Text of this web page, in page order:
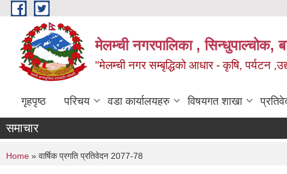
Skip to main content
मेलम्ची नगरपालिका , सिन्धुपाल्चोक,
"मेलम्ची नगर सम्बृद्धिको आधार - कृषि, पर्यटन
गृहपृष्ठ परिचय वडा कार्यालयहरु विषयगत शाखा
समाचार
You are here
Home » वार्षिक प्रगति प्रतिवेदन 2077-78